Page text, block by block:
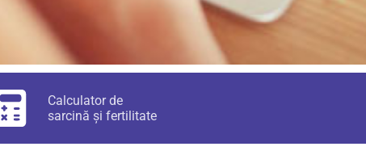
Calculator de
sarcină și fertilitate